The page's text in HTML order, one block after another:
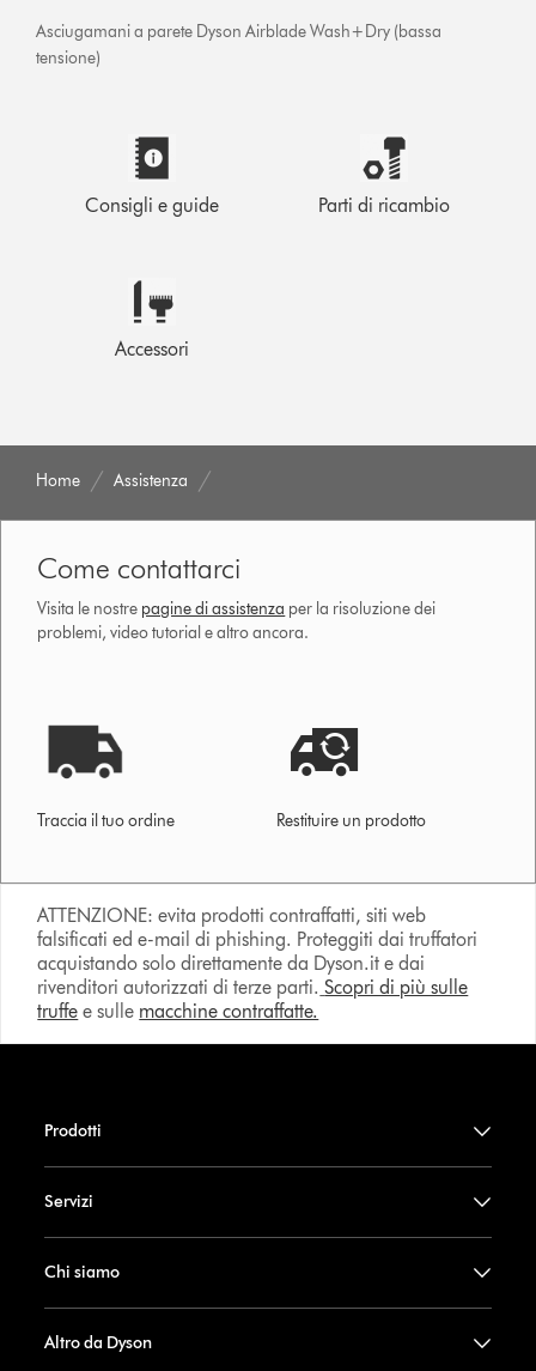
Asciugamani a parete Dyson Airblade Wash+Dry (bassa
tensione)
Consigli e guide Parti di ricambio
Accessori
Home Assistenza
Come contattarci
Visita le nostre pagine di assistenza per la risoluzione dei
problemi, video tutorial e altro ancora.
Traccia il tuo ordine Restituire un prodotto
ATTENZIONE: evita prodotti contraffatti, siti web
falsificati ed e-mail di phishing. Proteggiti dai truffatori
acquistando solo direttamente da Dyson.it e dai
rivenditori autorizzati di terze parti. Scopri di più sulle
truffe e sulle macchine contraffatte.
Prodotti
Servizi
Chi siamo
Altro da Dyson